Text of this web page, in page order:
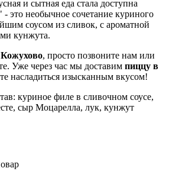
и сытная еда стала доступна
это необычное сочетание куриного
соусом из сливок, с ароматной
кунжута.
, просто позвоните нам или
Уже через час мы доставим пиццу в
насладиться изысканным вкусом!
куриное филе в сливочном соусе,
сыр Моцарелла, лук, кунжут